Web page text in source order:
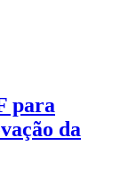
para
da